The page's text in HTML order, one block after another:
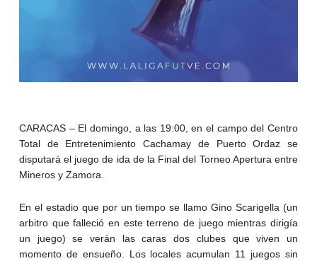
CARACAS – El domingo, a las 19:00, en el campo del Centro
Total de Entretenimiento Cachamay de Puerto Ordaz se
disputará el juego de ida de la Final del Torneo Apertura entre
Mineros y Zamora.
En el estadio que por un tiempo se llamo Gino Scarigella (un
arbitro que falleció en este terreno de juego mientras dirigía
un juego) se verán las caras dos clubes que viven un
momento de ensueño. Los locales acumulan 11 juegos sin